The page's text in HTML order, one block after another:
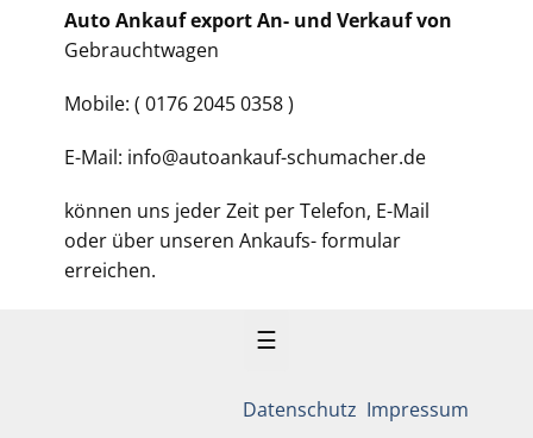
Auto Ankauf export An- und Verkauf von
Gebrauchtwagen
Mobile: ( 0176 2045 0358 )
E-Mail: info@autoankauf-schumacher.de
können uns jeder Zeit per Telefon, E-Mail
oder über unseren Ankaufs- formular
erreichen.
☰
Datenschutz Impressum